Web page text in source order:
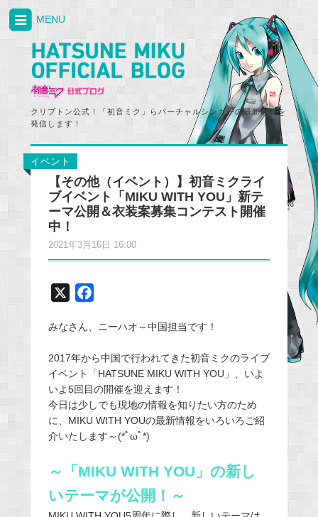
クリプトン公式！「初音ミク」らバーチャルシンガーの最新情報を
発信します！
MENU
イベント
【その他（イベント）】初音ミクライ
ブイベント「MIKU WITH YOU」新テ
ーマ公開＆衣装案募集コンテスト開催
中！
2021年3月16日 16:00
c
b
o
o
k
みなさん、ニーハオ～中国担当です！
2017年から中国で行われてきた初音ミクのライブ
イベント「HATSUNE MIKU WITH YOU」、いよ
いよ5回目の開催を迎えます！
今日は少しでも現地の情報を知りたい方のため
に、MIKU WITH YOUの最新情報をいろいろご紹
介いたします～(*ﾟωﾟ*)
～「MIKU WITH YOU」の新し
いテーマが公開！～